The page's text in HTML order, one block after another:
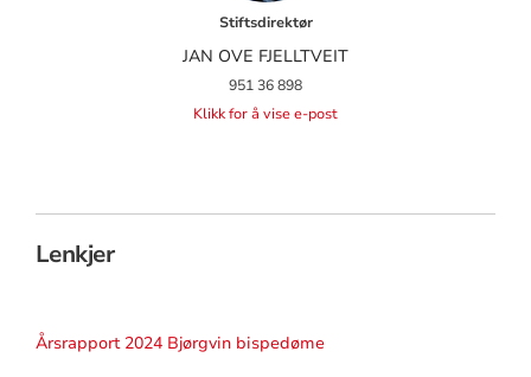
Stiftsdirektør
JAN OVE FJELLTVEIT
951 36 898
Klikk for å vise e-post
Lenkjer
Årsrapport 2024 Bjørgvin bispedøme